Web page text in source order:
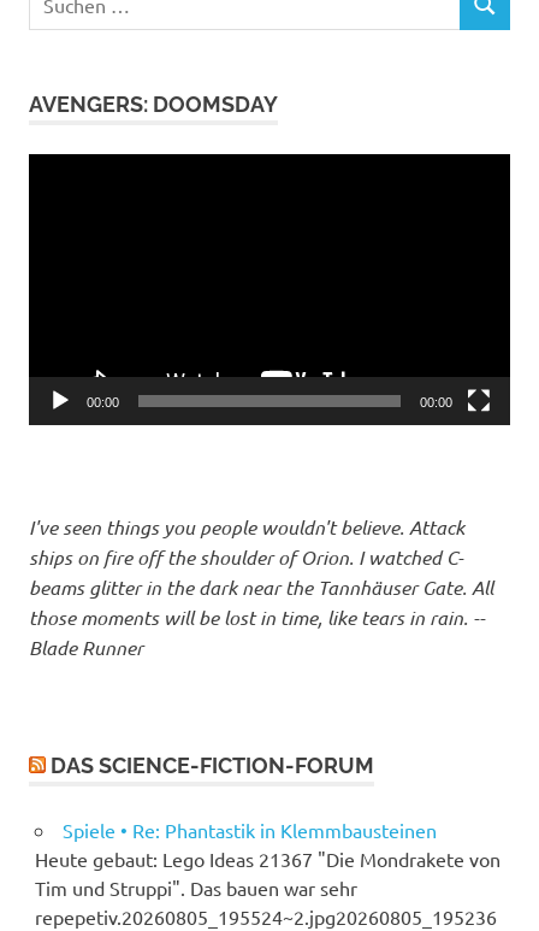
nach:
SUCHEN
AVENGERS: DOOMSDAY
00:00 00:00
I've seen things you people wouldn't believe. Attack
ships on fire off the shoulder of Orion. I watched C-
beams glitter in the dark near the Tannhäuser Gate. All
those moments will be lost in time, like tears in rain. --
Blade Runner
DAS SCIENCE-FICTION-FORUM
Spiele • Re: Phantastik in Klemmbausteinen
Heute gebaut: Lego Ideas 21367 "Die Mondrakete von
Tim und Struppi". Das bauen war sehr
repepetiv.20260805_195524~2.jpg20260805_195236